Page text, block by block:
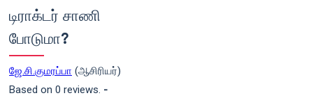
டிராக்டர் சாணி
போடுமா?
ஜே.சி.குமரப்பா (ஆசிரியர்)
Based on 0 reviews. -